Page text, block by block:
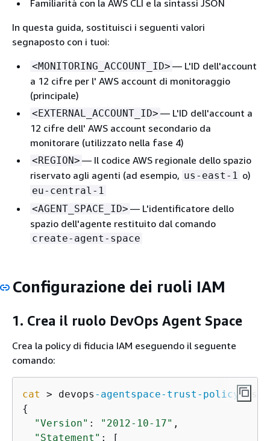
Familiarità con la AWS CLI e la sintassi JSON
In questa guida, sostituisci i seguenti valori
segnaposto con i tuoi:
<MONITORING_ACCOUNT_ID> — L'ID dell'account
a 12 cifre per l' AWS account di monitoraggio
(principale)
<EXTERNAL_ACCOUNT_ID> — L'ID dell'account a
12 cifre dell' AWS account secondario da
monitorare (utilizzato nella fase 4)
<REGION> — Il codice AWS regionale dello spazio
riservato agli agenti (ad esempio, us-east-1 o)
eu-central-1
<AGENT_SPACE_ID> — L'identificatore dello
spazio dell'agente restituito dal comando
create-agent-space
Configurazione dei ruoli IAM
1. Crea il ruolo DevOps Agent Space
Crea la policy di fiducia IAM eseguendo il seguente
comando:
cat > devops -agentspace-trust -policy
{
"Version" : "2012-10-17" ,
"Statement" : [